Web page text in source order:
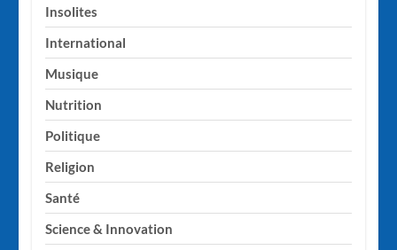
Insolites
International
Musique
Nutrition
Politique
Religion
Santé
Science & Innovation